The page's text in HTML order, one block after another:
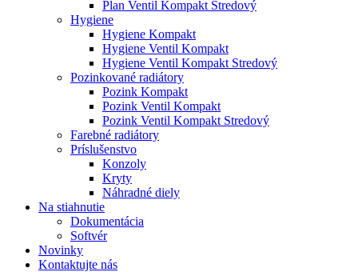
Plan Ventil Kompakt Stredový
Hygiene
Hygiene Kompakt
Hygiene Ventil Kompakt
Hygiene Ventil Kompakt Stredový
Pozinkované radiátory
Pozink Kompakt
Pozink Ventil Kompakt
Pozink Ventil Kompakt Stredový
Farebné radiátory
Príslušenstvo
Konzoly
Kryty
Náhradné diely
Na stiahnutie
Dokumentácia
Softvér
Novinky
Kontaktujte nás